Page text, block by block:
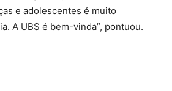
e adolescentes é muito
A UBS é bem-vinda”, pontuou.